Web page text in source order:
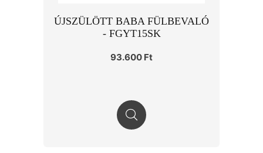
ÚJSZÜLÖTT BABA FÜLBEVALÓ
- FGYT15SK
93.600 Ft